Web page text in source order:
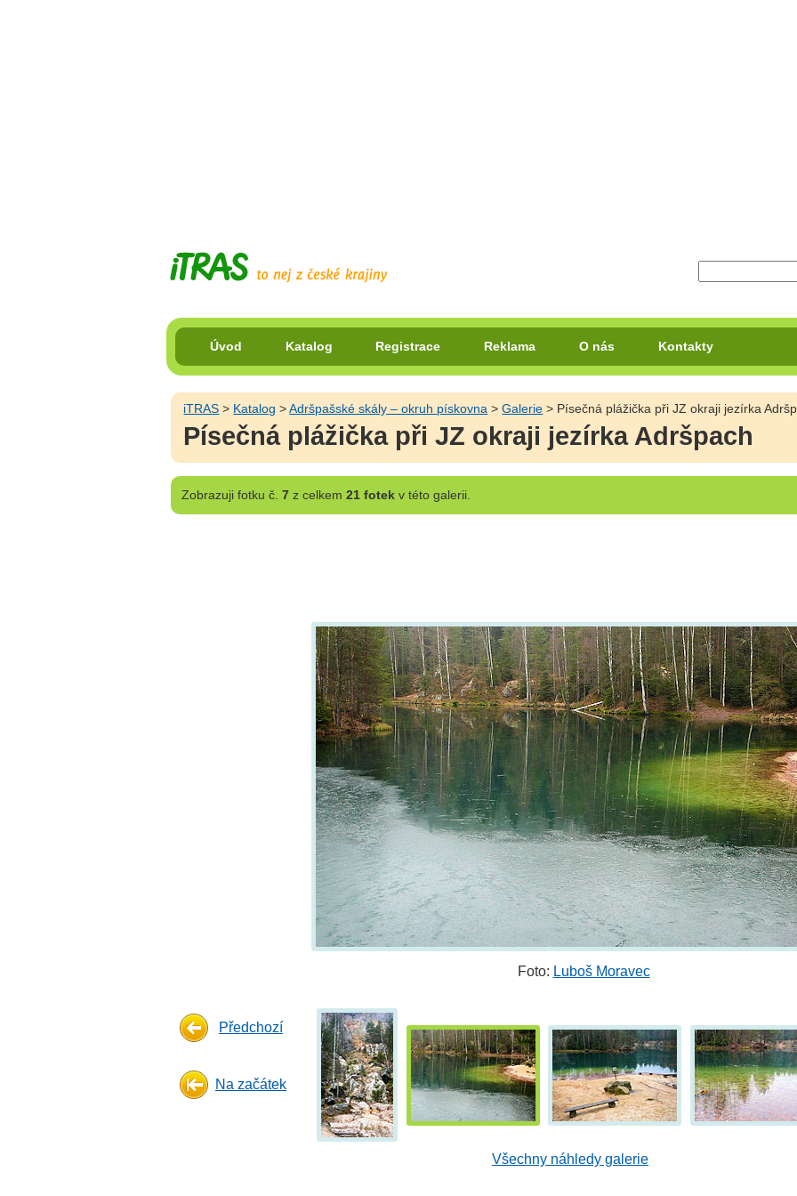
Úvod Katalog Registrace Reklama O nás Kontakty
iTRAS > Katalog >Adršpašské skály – okruh pískovna >Galerie > Písečná plážička při JZ okraji jezírka
Písečná plážička při JZ okraji jezírka Adršpach
Zobrazujifotku č. 7z celkem 21 fotekv této galerii.
Foto: Luboš Moravec
Předchozí
Na začátek
Všechny náhledy galerie